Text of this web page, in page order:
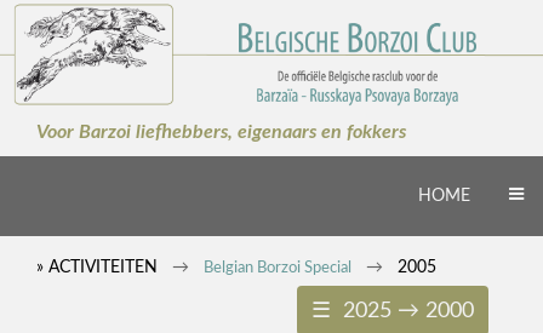
Voor Barzoi liefhebbers, eigenaars en fokkers
HOME
» ACTIVITEITEN Belgian Borzoi Special 2005
☰ 2025 → 2000